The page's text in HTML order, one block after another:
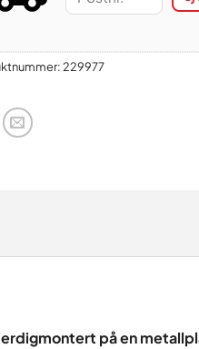
229977
på en